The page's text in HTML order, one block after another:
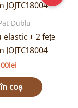
Dublu
+ 2 fețe
lei
este:
coș